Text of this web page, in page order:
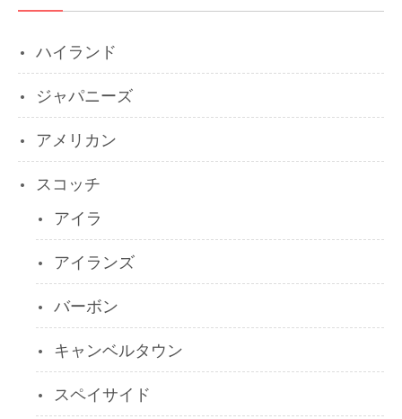
ハイランド
ジャパニーズ
アメリカン
スコッチ
アイラ
アイランズ
バーボン
キャンベルタウン
スペイサイド